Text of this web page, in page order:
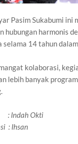
Pasim Sukabumi ini
hubungan harmonis
selama 14 tahun
kolaborasi,
lebih banyak
Indah Okti
: Ihsan